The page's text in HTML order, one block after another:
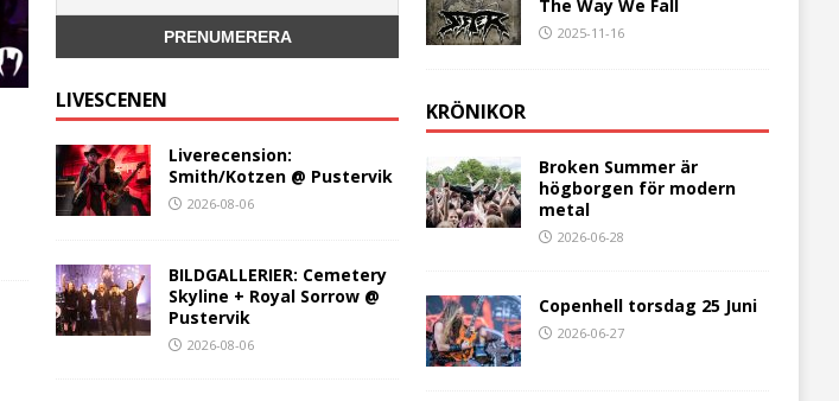
LIVESCENEN
Liverecension:
Smith/Kotzen @ Pustervik
2026-08-06
BILDGALLERIER: Cemetery
Skyline + Royal Sorrow @
Pustervik
2026-08-06
The Way We Fall
2025-11-16
KRÖNIKOR
Broken Summer är
högborgen för modern
metal
2026-06-28
Copenhell torsdag 25 Juni
2026-06-27